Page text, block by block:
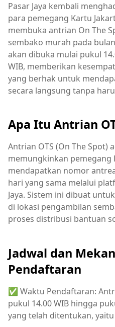
Pasar Jaya kembali
para pemegang Kartu
membuka antrian On The
sembako murah pada
akan dibuka mulai pukul
WIB, memberikan
yang berhak untuk
secara langsung tanpa
Apa Itu Antrian
Antrian OTS (On The Spot)
memungkinkan pemegang
mendapatkan nomor
hari yang sama melalui
Jaya. Sistem ini dibuat
di lokasi pengambilan
proses distribusi bantuan
Jadwal dan
Pendaftaran
✅ Waktu Pendaftaran:
pukul 14.00 WIB hingga
yang telah ditentukan, yaitu